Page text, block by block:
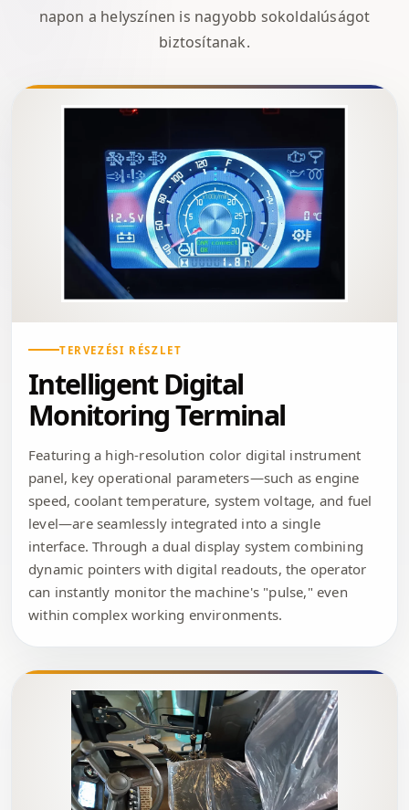
napon a helyszínen is nagyobb sokoldalúságot
biztosítanak.
TERVEZÉSI RÉSZLET
Intelligent Digital
Monitoring Terminal
Featuring a high-resolution color digital instrument
panel, key operational parameters—such as engine
speed, coolant temperature, system voltage, and fuel
level—are seamlessly integrated into a single
interface. Through a dual display system combining
dynamic pointers with digital readouts, the operator
can instantly monitor the machine's "pulse," even
within complex working environments.